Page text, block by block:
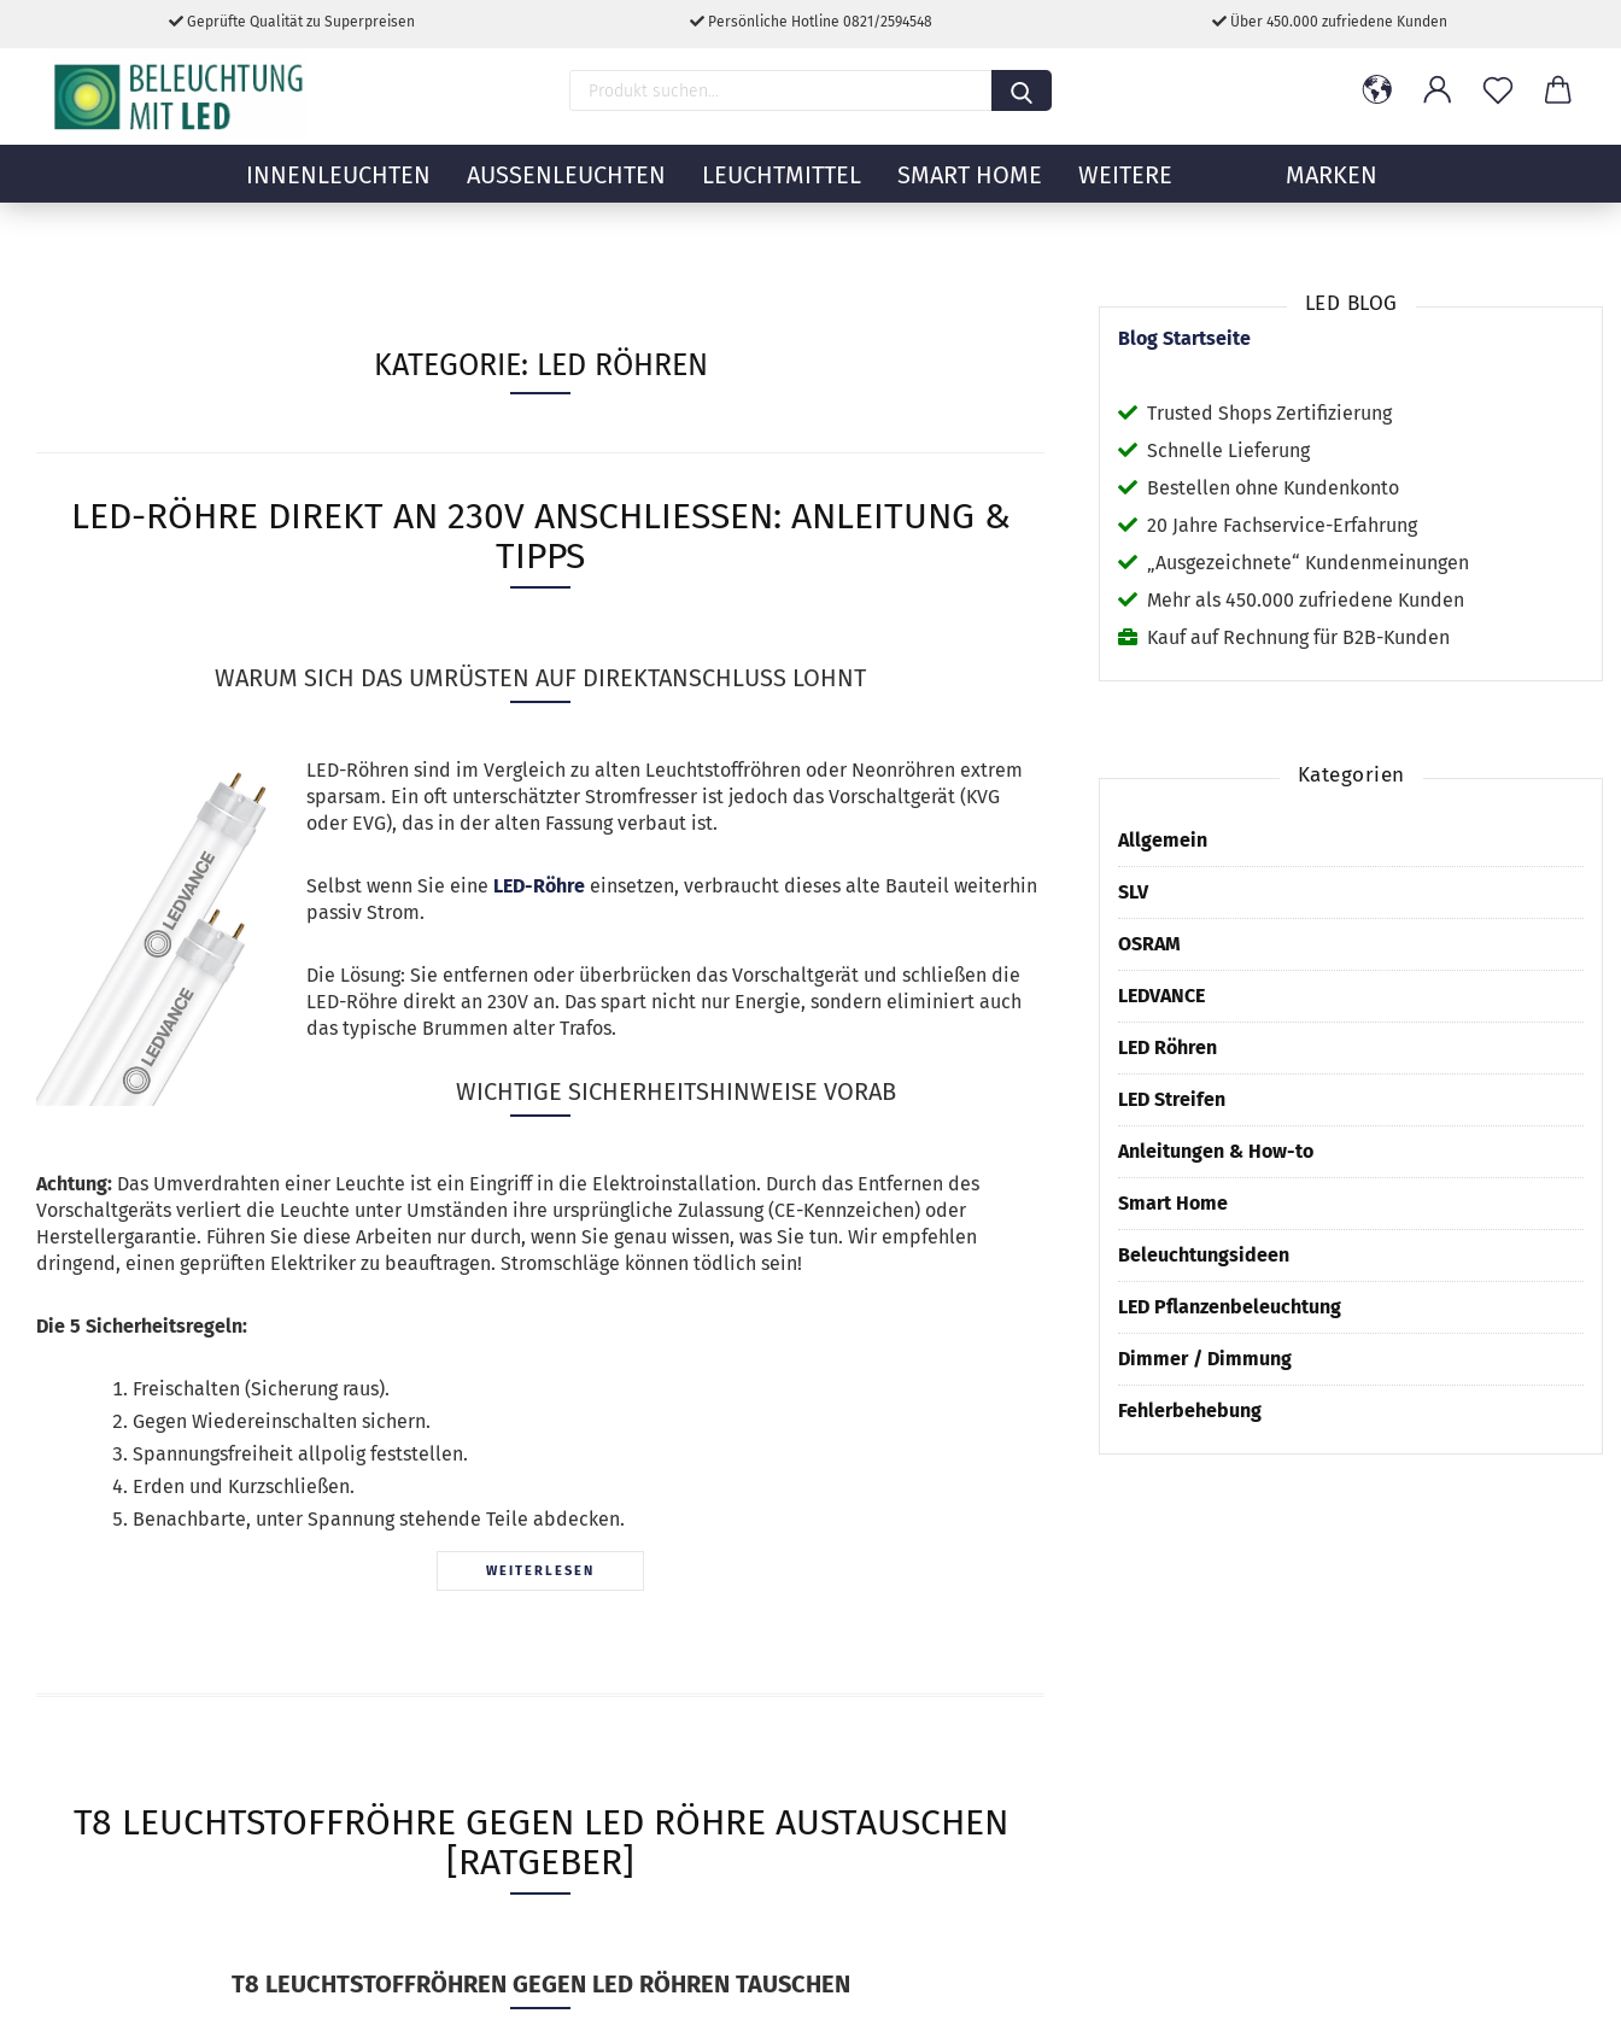
Geprüfte Qualität zu Superpreisen Persönliche Hotline 0821/2594548 Über 450.000 zufriedene Kunden
INNENLEUCHTEN AUSSENLEUCHTEN LEUCHTMITTEL SMART HOME MARKEN
WEITERE
KATEGORIE: LED RÖHREN
LED-RÖHRE DIREKT AN 230V ANSCHLIESSEN: ANLEITUNG & T
IPPS
WARUM SICH DAS UMRÜSTEN AUF DIREKTANSCHLUSS LOHNT
LED-Röhren sind im Vergleich zu alten Leuchtstoffröhren oder Neonröhren extrem
sparsam. Ein oft unterschätzter Stromfresser ist jedoch das Vorschaltgerät (KVG
oder EVG), das in der alten Fassung verbaut ist.
Selbst wenn Sie eine LED-Röhre einsetzen, verbraucht dieses alte Bauteil weiterhin
passiv Strom.
Die Lösung: Sie entfernen oder überbrücken das Vorschaltgerät und schließen die
LED-Röhre direkt an 230V an. Das spart nicht nur Energie, sondern eliminiert auch
das typische Brummen alter Trafos.
WICHTIGE SICHERHEITSHINWEISE VORAB
Achtung: Das Umverdrahten einer Leuchte ist ein Eingriff in die Elektroinstallation. Durch das Entfernen des
Vorschaltgeräts verliert die Leuchte unter Umständen ihre ursprüngliche Zulassung (CE-Kennzeichen) oder
Herstellergarantie. Führen Sie diese Arbeiten nur durch, wenn Sie genau wissen, was Sie tun. Wir empfehlen
dringend, einen geprüften Elektriker zu beauftragen. Stromschläge können tödlich sein!
Die 5 Sicherheitsregeln:
Freischalten (Sicherung raus).
Gegen Wiedereinschalten sichern.
Spannungsfreiheit allpolig feststellen.
Erden und Kurzschließen.
Benachbarte, unter Spannung stehende Teile abdecken.
WEITERLESEN
T8 LEUCHTSTOFFRÖHRE GEGEN LED RÖHRE AUSTAUSCHEN
[RATGEBER]
T8 LEUCHTSTOFFRÖHREN GEGEN LED RÖHREN TAUSCHEN
LED BLOG
Blog Startseite
Trusted Shops Zertifizierung
Schnelle Lieferung
Bestellen ohne Kundenkonto
20 Jahre Fachservice-Erfahrung
„Ausgezeichnete“ Kundenmeinungen
Mehr als 450.000 zufriedene Kunden
Kauf auf Rechnung für B2B-Kunden
Kategorien
Allgemein
SLV
OSRAM
LEDVANCE
LED Röhren
LED Streifen
Anleitungen & How-to
Smart Home
Beleuchtungsideen
LED Pflanzenbeleuchtung
Dimmer / Dimmung
Fehlerbehebung